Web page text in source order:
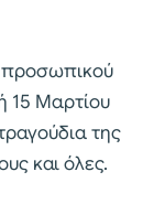
προσωπικού
15 Μαρτίου
της
και όλες.